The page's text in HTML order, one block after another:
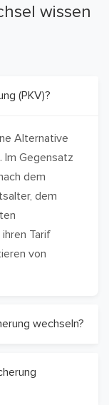
wissen
(PKV)?
Alternative
Im Gegensatz
dem
dem
Tarif
von
wechseln?